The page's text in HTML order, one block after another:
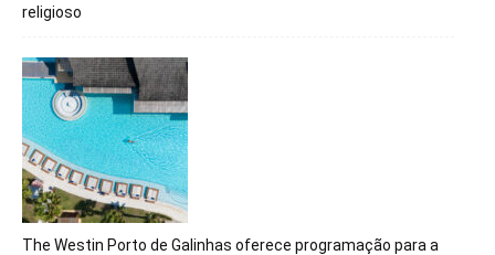
religioso
The Westin Porto de Galinhas oferece programação para a